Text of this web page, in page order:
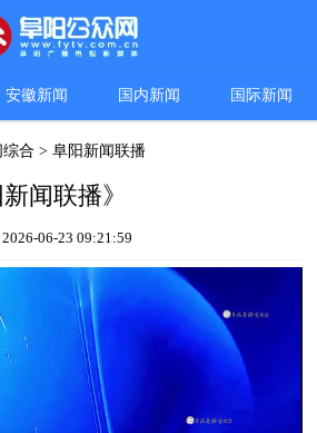
安徽新闻 国内新闻 国际新闻
综合 >阜阳新闻联播
闻联播》
2026-06-23 09:21:59